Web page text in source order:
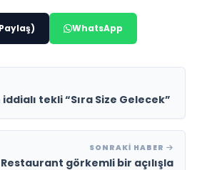
WhatsApp
tekli “Sıra Size Gelecek”
SONRAKI HABER
görkemli bir açılışla